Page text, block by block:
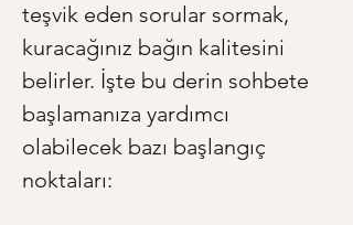
teşvik eden sorular sormak,
kuracağınız bağın kalitesini
belirler. İşte bu derin sohbete
başlamanıza yardımcı
olabilecek bazı başlangıç
noktaları: